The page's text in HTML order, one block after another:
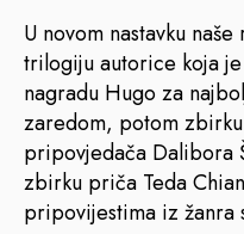
U novom nastavku
trilogiju autorice koja
nagradu Hugo za
zaredom, potom
pripovjedača Dalibora
zbirku priča Teda
pripovijestima iz žanra